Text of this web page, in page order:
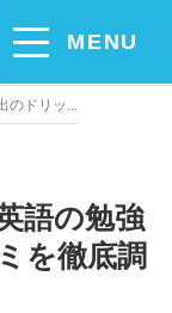
MENU
のドリッ...
語の勉強
を徹底調